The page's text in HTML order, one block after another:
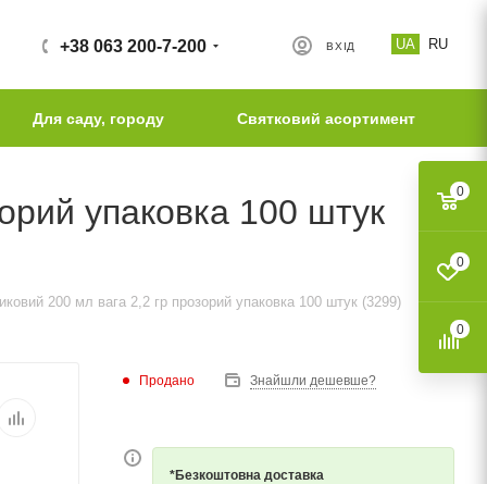
UA RU
ВХІД
+38 063 200-7-200
Для саду, городу Святковий асортимент
упаковка 100 штук
200 мл вага 2,2 гр прозорий упаковка 100 штук (3299)
Продано Знайшли дешевше?
*Безкоштовна доставка
0
0
0